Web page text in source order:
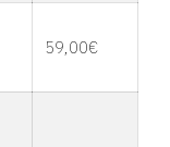
59,00€